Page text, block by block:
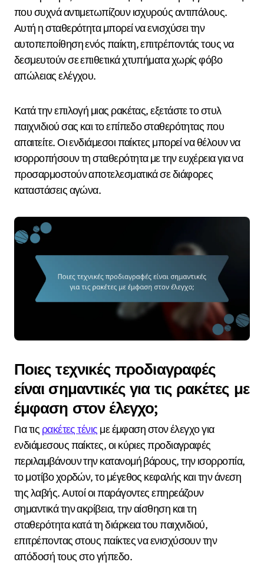
που συχνά αντιμετωπίζουν ισχυρούς αντιπάλους.
Αυτή η σταθερότητα μπορεί να ενισχύσει την
αυτοπεποίθηση ενός παίκτη, επιτρέποντάς τους να
δεσμευτούν σε επιθετικά χτυπήματα χωρίς φόβο
απώλειας ελέγχου.
Κατά την επιλογή μιας ρακέτας, εξετάστε το στυλ
παιχνιδιού σας και το επίπεδο σταθερότητας που
απαιτείτε. Οι ενδιάμεσοι παίκτες μπορεί να θέλουν να
ισορροπήσουν τη σταθερότητα με την ευχέρεια για να
προσαρμοστούν αποτελεσματικά σε διάφορες
καταστάσεις αγώνα.
Ποιες τεχνικές προδιαγραφές
είναι σημαντικές για τις ρακέτες με
έμφαση στον έλεγχο;
Για τις ρακέτες τένις με έμφαση στον έλεγχο για
ενδιάμεσους παίκτες, οι κύριες προδιαγραφές
περιλαμβάνουν την κατανομή βάρους, την ισορροπία,
το μοτίβο χορδών, το μέγεθος κεφαλής και την άνεση
της λαβής. Αυτοί οι παράγοντες επηρεάζουν
σημαντικά την ακρίβεια, την αίσθηση και τη
σταθερότητα κατά τη διάρκεια του παιχνιδιού,
επιτρέποντας στους παίκτες να ενισχύσουν την
απόδοσή τους στο γήπεδο.